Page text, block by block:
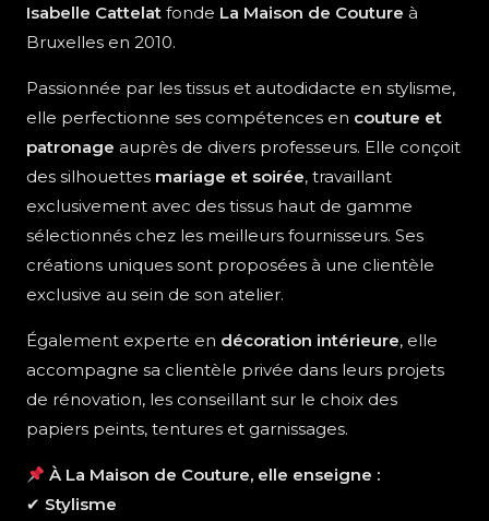
Isabelle Cattelat fonde La Maison de Couture à
Bruxelles en 2010.
Passionnée par les tissus et autodidacte en stylisme,
elle perfectionne ses compétences en couture et
patronage auprès de divers professeurs. Elle conçoit
des silhouettes mariage et soirée, travaillant
exclusivement avec des tissus haut de gamme
sélectionnés chez les meilleurs fournisseurs. Ses
créations uniques sont proposées à une clientèle
exclusive au sein de son atelier.
Également experte en décoration intérieure, elle
accompagne sa clientèle privée dans leurs projets
de rénovation, les conseillant sur le choix des
papiers peints, tentures et garnissages.
À La Maison de Couture, elle enseigne :
✔ Stylisme